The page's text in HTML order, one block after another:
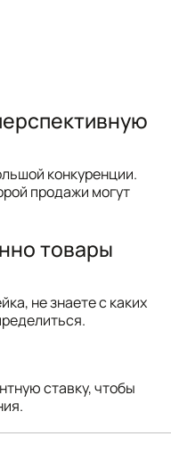
конкуренции.
продажи могут
товары
не знаете с каких
ставку, чтобы